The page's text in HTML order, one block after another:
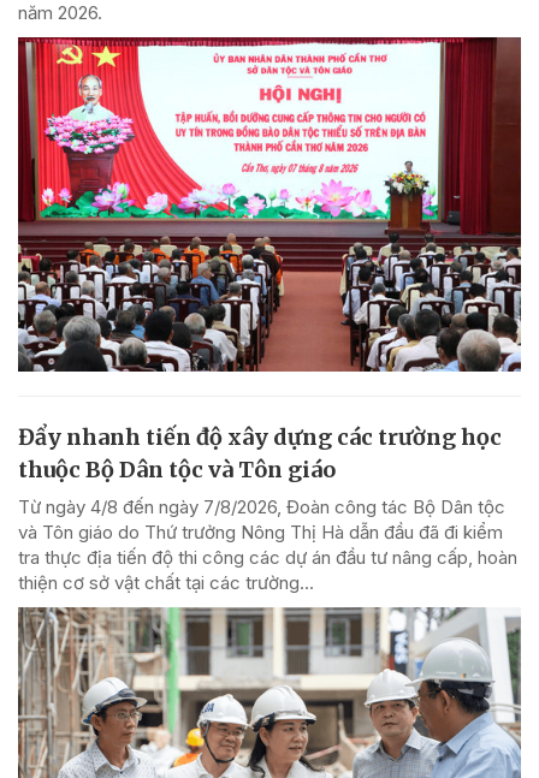
năm 2026.
Đẩy nhanh tiến độ xây dựng các trường học
thuộc Bộ Dân tộc và Tôn giáo
Từ ngày 4/8 đến ngày 7/8/2026, Đoàn công tác Bộ Dân tộc
và Tôn giáo do Thứ trưởng Nông Thị Hà dẫn đầu đã đi kiểm
tra thực địa tiến độ thi công các dự án đầu tư nâng cấp, hoàn
thiện cơ sở vật chất tại các trường...